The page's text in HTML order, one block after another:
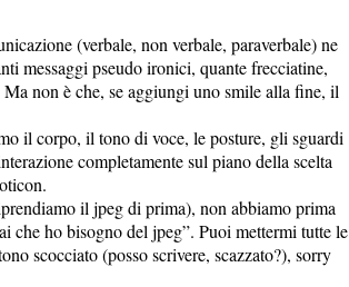
(verbale, non verbale, paraverbale) ne
messaggi pseudo ironici, quante frecciatine,
non è che, se aggiungi uno smile alla fine, il
il corpo, il tono di voce, le posture, gli sguardi
completamente sul piano della scelta
il jpeg di prima), non abbiamo prima
che ho bisogno del jpeg”. Puoi mettermi tutte le
scocciato (posso scrivere, scazzato?), sorry